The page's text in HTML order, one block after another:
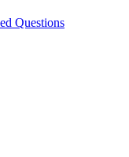
Questions